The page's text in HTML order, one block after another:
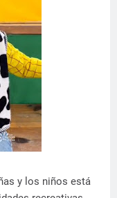
y los niños está